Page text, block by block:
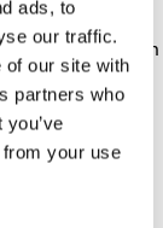
ads, to
our traffic.
of our site with
partners who
your use
Gefahr den
verpassen.
dieser
an der